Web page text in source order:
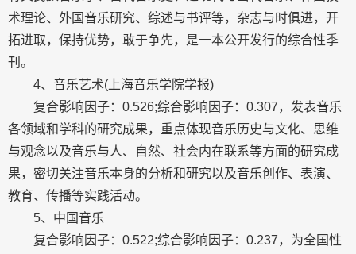
术理论、外国音乐研究、综述与书评等，杂志与时俱进，开
拓进取，保持优势，敢于争先，是一本公开发行的综合性季
刊。
4、音乐艺术(上海音乐学院学报)
复合影响因子：0.526;综合影响因子：0.307，发表音乐
各领域和学科的研究成果，重点体现音乐历史与文化、思维
与观念以及音乐与人、自然、社会内在联系等方面的研究成
果，密切关注音乐本身的分析和研究以及音乐创作、表演、
教育、传播等实践活动。
5、中国音乐
复合影响因子：0.522;综合影响因子：0.237，为全国性